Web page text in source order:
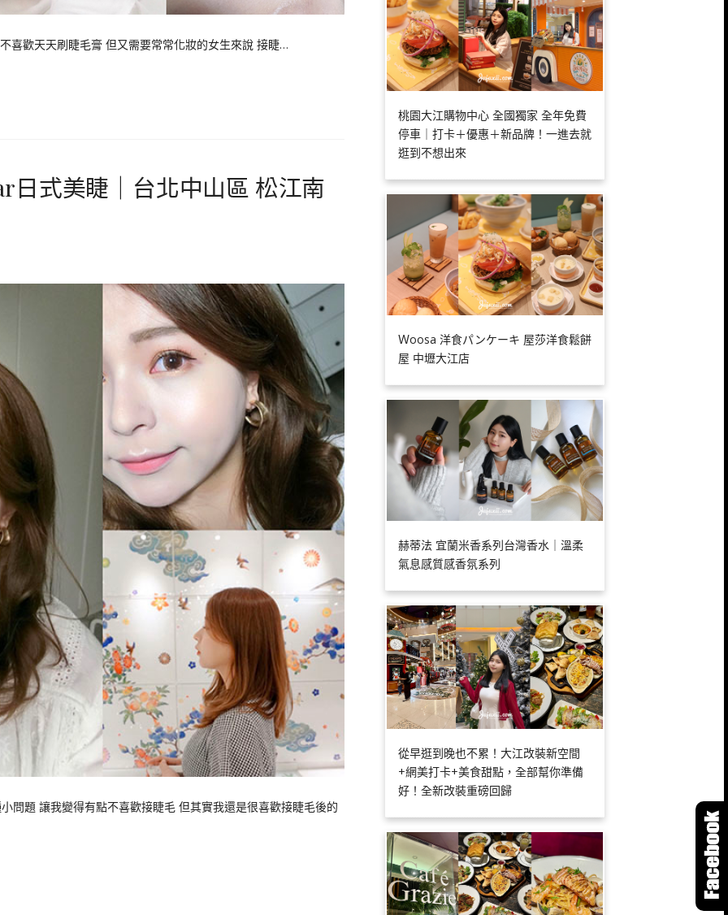
喜歡天天刷睫毛膏 但又需要常常化妝的女生來說 接睫…
日式美睫｜台北中山區 松江南
問題 讓我變得有點不喜歡接睫毛 但其實我還是很喜歡接睫毛後的
桃園大江購物中心 全國獨家 全年免費
停車｜打卡＋優惠＋新品牌！一進去就
逛到不想出來
Ｗoosa 洋食パンケーキ 屋莎洋食鬆餅
屋 中壢大江店
赫蒂法 宜蘭米香系列台灣香水｜溫柔
氣息感質感香氛系列
從早逛到晚也不累！大江改裝新空間
+網美打卡+美食甜點，全部幫你準備
好！全新改裝重磅回歸